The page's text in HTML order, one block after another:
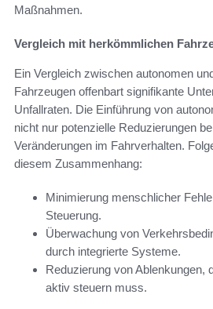
Maßnahmen.
Vergleich mit herkömmlichen
Ein Vergleich zwischen autonomen
Fahrzeugen offenbart signifikante
Unfallraten. Die Einführung von
nicht nur potenzielle Reduzierungen
Veränderungen im Fahrverhalten.
diesem Zusammenhang:
Minimierung menschlicher
Steuerung.
Überwachung von
durch integrierte Systeme.
Reduzierung von Ablenkungen,
aktiv steuern muss.